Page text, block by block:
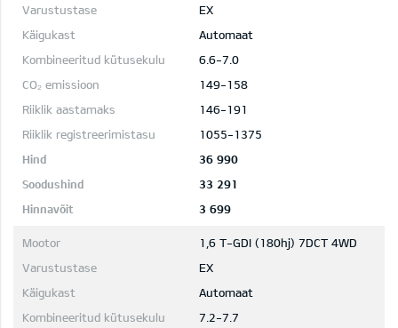
EX
Automaat
6.6-7.0
149-158
146-191
1055-1375
36 990
33 291
3 699
1,6 T-GDI (180hj) 7DCT 4WD
EX
Automaat
7.2-7.7